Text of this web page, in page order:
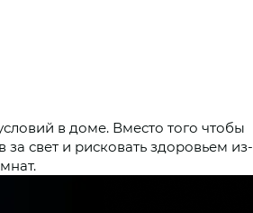
в доме. Вместо того чтобы
свет и рисковать здоровьем из-